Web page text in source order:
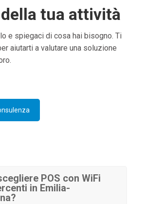
tua attività
e spiegaci di cosa hai bisogno. Ti
aiutarti a valutare una soluzione
POS con WiFi
in Emilia-